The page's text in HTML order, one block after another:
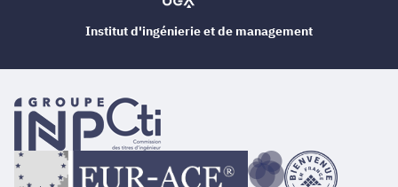
Institut d'ingénierie et de management